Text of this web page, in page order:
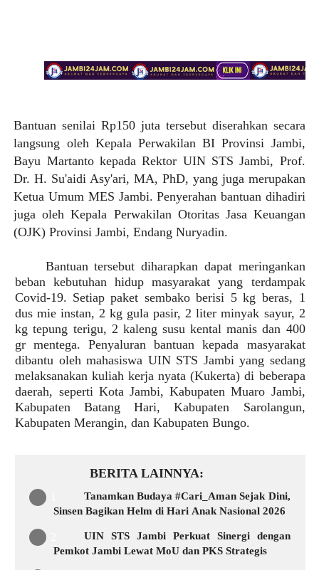
Bantuan senilai Rp150 juta tersebut diserahkan secara
langsung oleh Kepala Perwakilan BI Provinsi Jambi,
Bayu Martanto kepada Rektor UIN STS Jambi, Prof.
Dr. H. Su'aidi Asy'ari, MA, PhD, yang juga merupakan
Ketua Umum MES Jambi. Penyerahan bantuan dihadiri
juga oleh Kepala Perwakilan Otoritas Jasa Keuangan
(OJK) Provinsi Jambi, Endang Nuryadin.
Bantuan tersebut diharapkan dapat meringankan
beban kebutuhan hidup masyarakat yang terdampak
Covid-19. Setiap paket sembako berisi 5 kg beras, 1
dus mie instan, 2 kg gula pasir, 2 liter minyak sayur, 2
kg tepung terigu, 2 kaleng susu kental manis dan 400
gr mentega. Penyaluran bantuan kepada masyarakat
dibantu oleh mahasiswa UIN STS Jambi yang sedang
melaksanakan kuliah kerja nyata (Kukerta) di beberapa
daerah, seperti Kota Jambi, Kabupaten Muaro Jambi,
Kabupaten Batang Hari, Kabupaten Sarolangun,
Kabupaten Merangin, dan Kabupaten Bungo.
BERITA LAINNYA
Tanamkan Budaya #Cari_Aman Sejak Dini,
Sinsen Bagikan Helm di Hari Anak Nasional 2026
UIN STS Jambi Perkuat Sinergi dengan
Pemkot Jambi Lewat MoU dan PKS Strategis